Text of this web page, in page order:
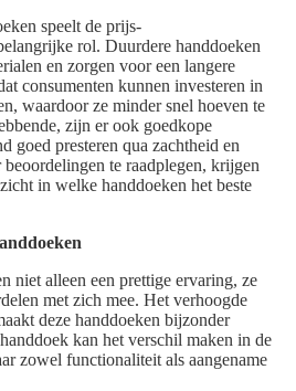
speelt de prijs-
rol. Duurdere handdoeken
en zorgen voor een langere
consumenten kunnen investeren in
waardoor ze minder snel hoeven te
zijn er ook goedkope
goed presteren qua zachtheid en
te raadplegen, krijgen
in welke handdoeken het beste
niet alleen een prettige ervaring, ze
met zich mee. Het verhoogde
deze handdoeken bijzonder
kan het verschil maken in de
zowel functionaliteit als aangename